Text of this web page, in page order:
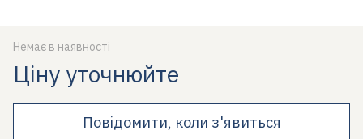
Немає в наявності
Ціну уточнюйте
Повідомити, коли з'явиться